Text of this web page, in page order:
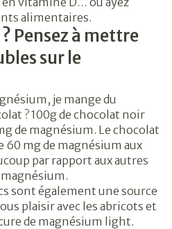
alimentaires.
Pensez à mettre
sur le
je mange du
? 100g de chocolat noir
de magnésium. Le chocolat
mg de magnésium aux
par rapport aux autres
sont également une source
plaisir avec les abricots et
de magnésium light.